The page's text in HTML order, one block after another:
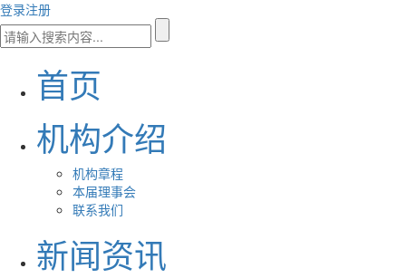
登录注册
首页
机构介绍
机构章程
本届理事会
联系我们
新闻资讯